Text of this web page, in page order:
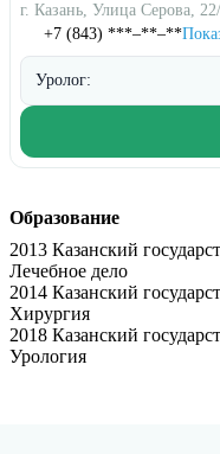
г. Казань, Улица Серова,
+7 (843) ***‒**‒**
Уролог:
Образование
2013 Казанский
Лечебное дело
2014 Казанский
Хирургия
2018 Казанский
Урология